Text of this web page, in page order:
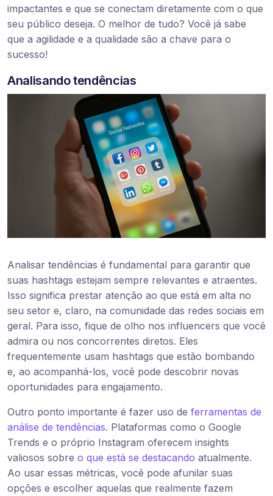
impactantes e que se conectam diretamente com o que
seu público deseja. O melhor de tudo? Você já sabe
que a agilidade e a qualidade são a chave para o
sucesso!
Analisando tendências
Analisar tendências é fundamental para garantir que
suas hashtags estejam sempre relevantes e atraentes.
Isso significa prestar atenção ao que está em alta no
seu setor e, claro, na comunidade das redes sociais em
geral. Para isso, fique de olho nos influencers que você
admira ou nos concorrentes diretos. Eles
frequentemente usam hashtags que estão bombando
e, ao acompanhá-los, você pode descobrir novas
oportunidades para engajamento.
Outro ponto importante é fazer uso de ferramentas de
análise de tendências. Plataformas como o Google
Trends e o próprio Instagram oferecem insights
valiosos sobre o que está se destacando atualmente.
Ao usar essas métricas, você pode afunilar suas
opções e escolher aquelas que realmente fazem